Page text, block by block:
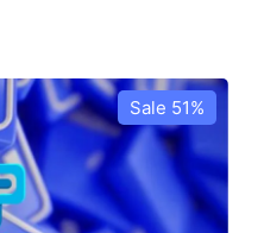
Sale 51%